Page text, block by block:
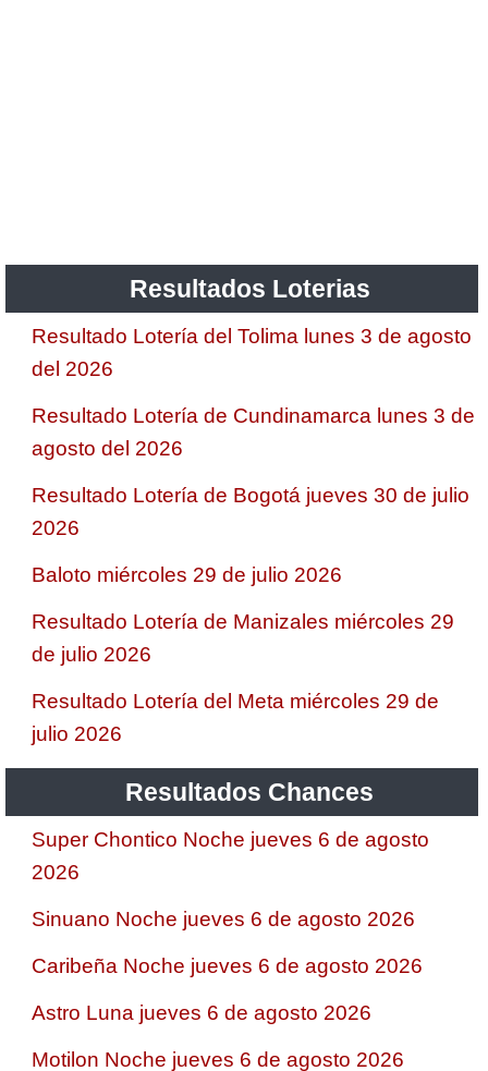
Resultados Loterias
Resultado Lotería del Tolima lunes 3 de agosto
del 2026
Resultado Lotería de Cundinamarca lunes 3 de
agosto del 2026
Resultado Lotería de Bogotá jueves 30 de julio
2026
Baloto miércoles 29 de julio 2026
Resultado Lotería de Manizales miércoles 29
de julio 2026
Resultado Lotería del Meta miércoles 29 de
julio 2026
Resultados Chances
Super Chontico Noche jueves 6 de agosto
2026
Sinuano Noche jueves 6 de agosto 2026
Caribeña Noche jueves 6 de agosto 2026
Astro Luna jueves 6 de agosto 2026
Motilon Noche jueves 6 de agosto 2026